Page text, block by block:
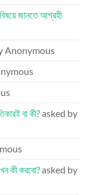
বিষয়ে জানতে আগ্রহী
Anonymous
বা কী?asked by
কী করবো?asked by